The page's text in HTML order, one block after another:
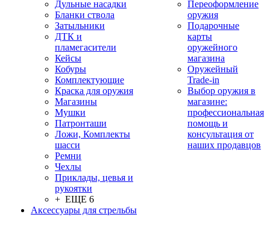
Дульные насадки
Бланки ствола
Затыльники
ДТК и
пламегасители
Кейсы
Кобуры
Комплектующие
Краска для оружия
Магазины
Мушки
Патронташи
Ложи, Комплекты
шасси
Ремни
Чехлы
Приклады, цевья и
рукоятки
+ ЕЩЕ 6
Аксессуары для стрельбы
Переоформление
оружия
Подарочные
карты
оружейного
магазина
Оружейный
Trade-in
Выбор оружия в
магазине:
профессиональная
помощь и
консультация от
наших продавцов